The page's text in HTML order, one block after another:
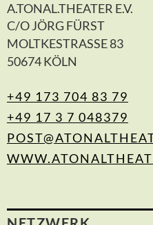
A.TONAL.THEATER E.V.
C/O JÖRG FÜRST
MOLTKESTRASSE 83
50674 KÖLN
+49 173 704 83 79
+49 17 3 7 048379